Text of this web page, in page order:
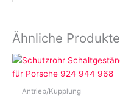
Ähnliche Produkte
Antrieb/Kupplung